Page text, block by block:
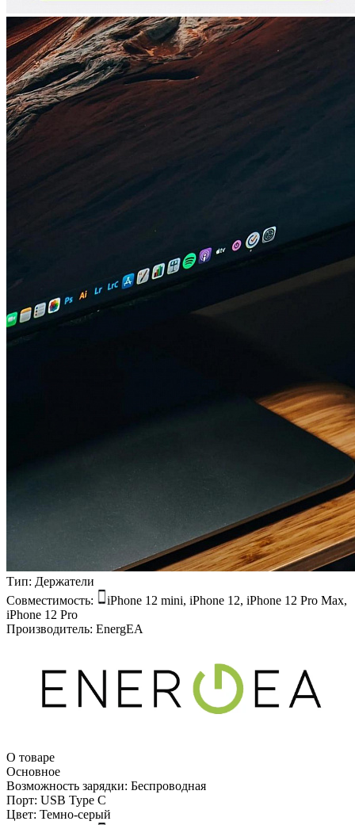
Тип: Держатели
Совместимость:
iPhone 12 mini, iPhone 12, iPhone 12 Pro Max,
iPhone 12 Pro
Производитель: EnergEA
О товаре
Основное
Возможность зарядки: Беспроводная
Порт: USB Type C
Цвет: Темно-серый